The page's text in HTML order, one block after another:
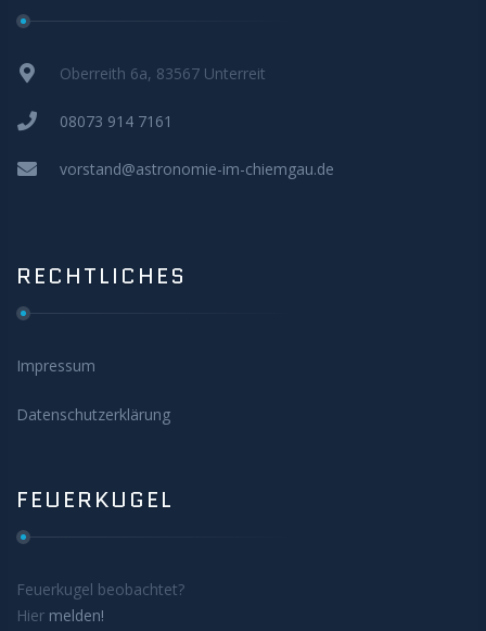
Oberreith 6a, 83567 Unterreit
08073 914 7161
vorstand@astronomie-im-chiemgau.de
RECHTLICHES
Impressum
Datenschutzerklärung
FEUERKUGEL
Feuerkugel beobachtet?
Hier melden!